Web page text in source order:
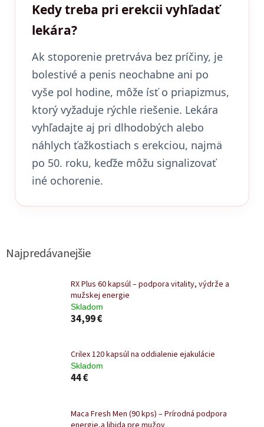
Kedy treba pri erekcii vyhľadať
lekára?
Ak stoporenie pretrváva bez príčiny, je
bolestivé a penis neochabne ani po
vyše pol hodine, môže ísť o priapizmus,
ktorý vyžaduje rýchle riešenie. Lekára
vyhľadajte aj pri dlhodobých alebo
náhlych ťažkostiach s erekciou, najmä
po 50. roku, keďže môžu signalizovať
iné ochorenie.
Najpredávanejšie
RX Plus 60 kapsúl – podpora vitality, výdrže a
mužskej energie
Skladom
34,99 €
Crilex 120 kapsúl na oddialenie ejakulácie
Skladom
44 €
Maca Fresh Men (90 kps) – Prírodná podpora